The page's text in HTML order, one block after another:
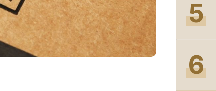
5
6